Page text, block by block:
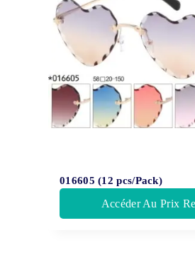
016605 (12 pcs/Pack)
Accéder Au Prix